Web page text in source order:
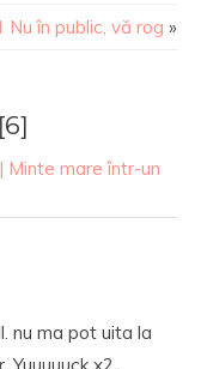
Nu în public, vă rog »
mare într-un
nu ma pot uita la